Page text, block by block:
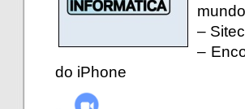
mundo
–
–
do iPhone